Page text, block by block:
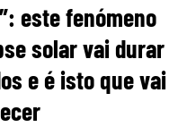
este fenómeno
solar vai durar
e é isto que vai